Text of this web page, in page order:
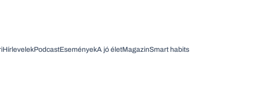
HírlevelekPodcastEseményekA jó életMagazinSmart habits